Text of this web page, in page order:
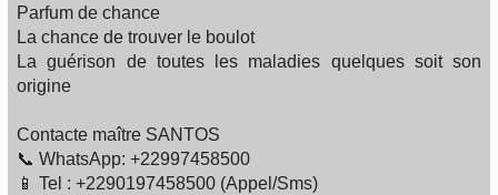
Parfum de chance
La chance de trouver le boulot
La guérison de toutes les maladies quelques soit son
origine
Contacte maître SANTOS
📞 WhatsApp: +22997458500
📱 Tel : +2290197458500 (Appel/Sms)